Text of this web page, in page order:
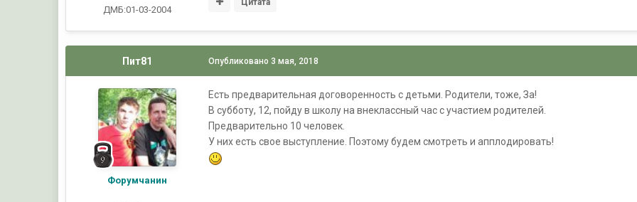
ДМБ:01-03-2004
Цитата
Пит81
Форумчанин
Опубликовано 3 мая, 2018
Есть предварительная договоренность с детьми. Родители, тоже, За!
В субботу, 12, пойду в школу на внеклассный час с участием родителей.
Предварительно 10 человек.
У них есть свое выступление. Поэтому будем смотреть и апплодировать!